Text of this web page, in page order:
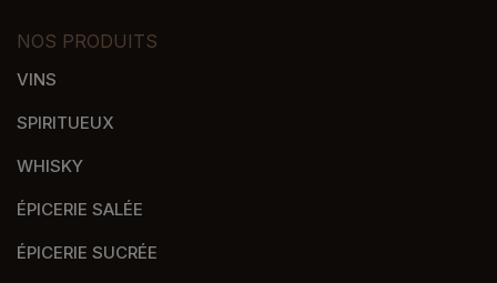
NOS PRODUITS
VINS
SPIRITUEUX
WHISKY
ÉPICERIE SALÉE
ÉPICERIE SUCRÉE